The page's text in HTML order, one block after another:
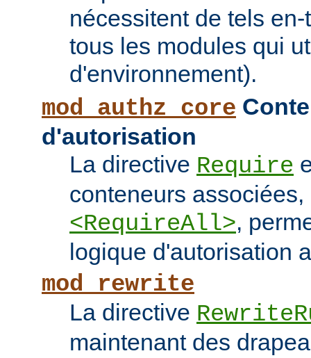
nécessitent de tels
tous les modules qui
d'environnement).
mod_authz_core
d'autorisation
La directive Require
conteneurs associées,
<RequireAll>,
logique d'autorisation
mod_rewrite
La directive
maintenant des